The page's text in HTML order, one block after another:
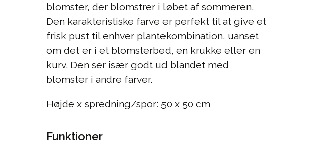
blomster, der blomstrer i løbet af sommeren.
Den karakteristiske farve er perfekt til at give et
frisk pust til enhver plantekombination, uanset
om det er i et blomsterbed, en krukke eller en
kurv. Den ser især godt ud blandet med
blomster i andre farver.
Højde x spredning/spor: 50 x 50 cm
Funktioner